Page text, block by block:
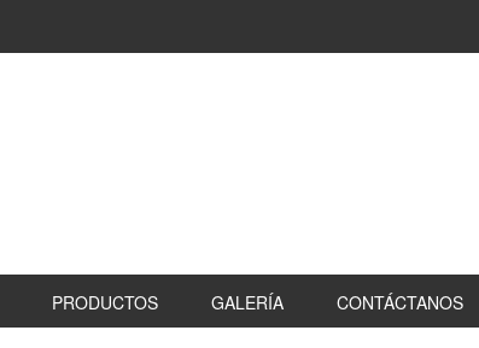
PRODUCTOS GALERÍA CONTÁCTANOS